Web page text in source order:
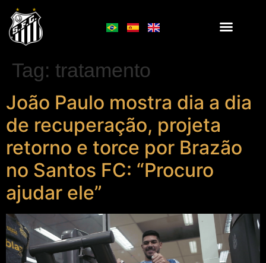
Tag: tratamento
João Paulo mostra dia a dia
de recuperação, projeta
retorno e torce por Brazão
no Santos FC: “Procuro
ajudar ele”